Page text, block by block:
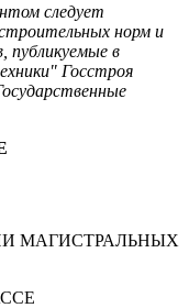
следует
норм и
публикуемые в
Госстроя
МАГИСТРАЛЬНЫХ